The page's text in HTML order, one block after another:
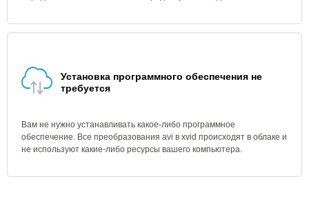
Установка программного обеспечения не
требуется
Вам не нужно устанавливать какое-либо программное
обеспечение. Все преобразования avi в xvid происходят в облаке и
не используют какие-либо ресурсы вашего компьютера.